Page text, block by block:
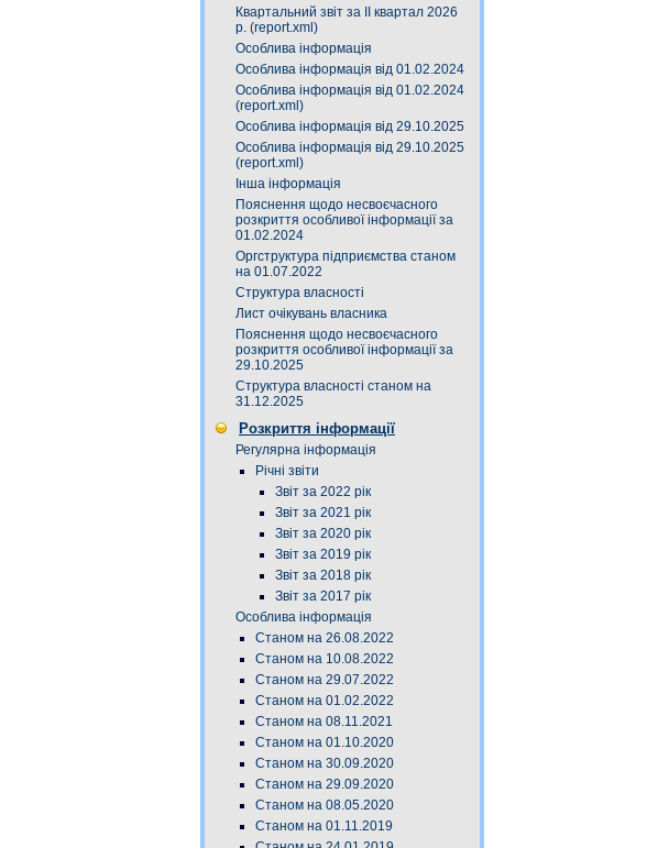
Квартальний звіт за ІІ квартал 2026
р. (report.xml)
Особлива інформація
Особлива інформація від 01.02.2024
Особлива інформація від 01.02.2024
(report.xml)
Особлива інформація від 29.10.2025
Особлива інформація від 29.10.2025
(report.xml)
Інша інформація
Пояснення щодо несвоєчасного
розкриття особливої інформації за
01.02.2024
Оргструктура підприємства станом
на 01.07.2022
Структура власності
Лист очікувань власника
Пояснення щодо несвоєчасного
розкриття особливої інформації за
29.10.2025
Структура власності станом на
31.12.2025
Розкриття інформації
Регулярна інформація
Річні звіти
Звіт за 2022 рік
Звіт за 2021 рік
Звіт за 2020 рік
Звіт за 2019 рік
Звіт за 2018 рік
Звіт за 2017 рік
Особлива інформація
Станом на 26.08.2022
Станом на 10.08.2022
Станом на 29.07.2022
Станом на 01.02.2022
Станом на 08.11.2021
Станом на 01.10.2020
Станом на 30.09.2020
Станом на 29.09.2020
Станом на 08.05.2020
Станом на 01.11.2019